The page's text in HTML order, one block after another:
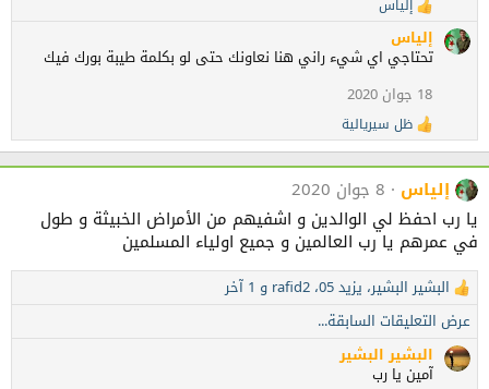
ا
ت
:
ا
ل
ت
ف
ع
ل
ا
ت
:
إلياس
إلياس
تحتاجي اي شيء راني هنا نعاونك حتى لو بكلمة طيبة بورك فيك
18 جوان 2020
ا
ل
ت
ف
ا
ع
ل
ا
ت
:
ظل سيريالية
إلياس 8 جوان 2020
يا رب احفظ لي الوالدين و اشفيهم من الأمراض الخبيثة و طول
في عمرهم يا رب العالمين و جميع اولياء المسلمين
ا
ل
ت
ف
ا
البشير البشير، يزيد 05 ، rafid2 و 1 آخر
عرض التعليقات السابقة...
البشير البشير
آمين يا رب